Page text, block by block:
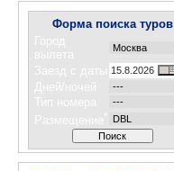
Форма поиска туров
Город
вылета
Заезд с даты
Дней/ночей
Тип номера
Размещение